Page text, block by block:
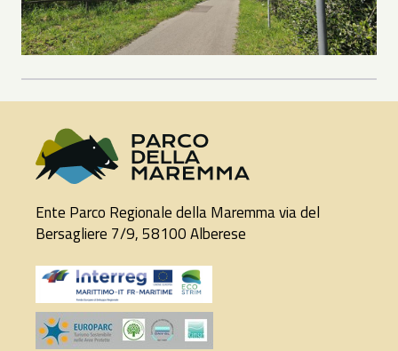
Ente Parco Regionale della Maremma via del
Bersagliere 7/9, 58100 Alberese